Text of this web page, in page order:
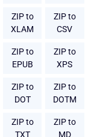
ZIP to
XLAM
ZIP to
CSV
ZIP to
EPUB
ZIP to
XPS
ZIP to
DOT
ZIP to
DOTM
ZIP to
TXT
ZIP to
MD